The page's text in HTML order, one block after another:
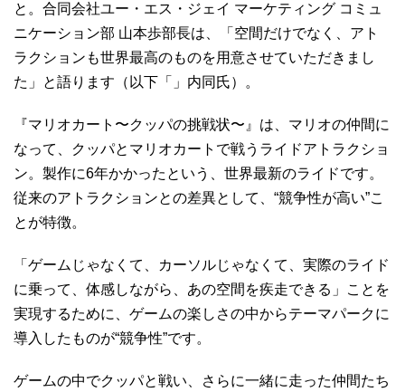
と。合同会社ユー・エス・ジェイ マーケティング コミュ
ニケーション部 山本歩部長は、「空間だけでなく、アト
ラクションも世界最高のものを用意させていただきまし
た」と語ります（以下「」内同氏）。
『マリオカート〜クッパの挑戦状〜』は、マリオの仲間に
なって、クッパとマリオカートで戦うライドアトラクショ
ン。製作に6年かかったという、世界最新のライドです。
従来のアトラクションとの差異として、“競争性が高い”こ
とが特徴。
「ゲームじゃなくて、カーソルじゃなくて、実際のライド
に乗って、体感しながら、あの空間を疾走できる」ことを
実現するために、ゲームの楽しさの中からテーマパークに
導入したものが“競争性”です。
ゲームの中でクッパと戦い、さらに一緒に走った仲間たち